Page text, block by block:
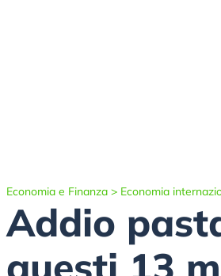
Economia e Finanza > Economia
Addio
questi 13